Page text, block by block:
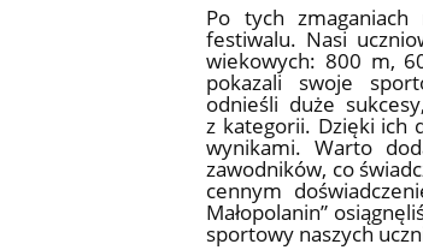
Po tych zmaganiach
festiwalu. Nasi
wiekowych: 800 m,
pokazali swoje
odnieśli duże
z kategorii. Dzięki ich
wynikami. Warto
zawodników, co
cennym
Małopolanin”
sportowy naszych